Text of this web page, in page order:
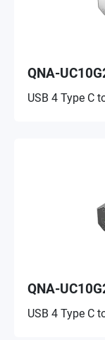
QNA-
USB 4 Type C
QNA-
USB 4 Type C